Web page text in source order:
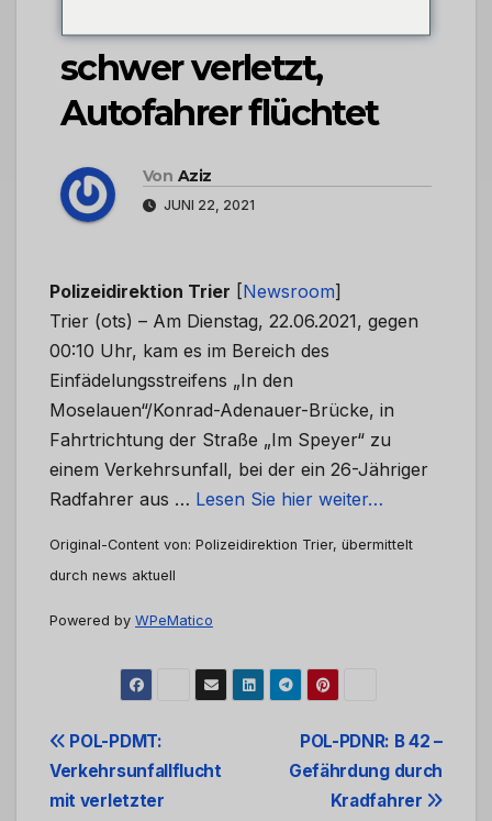
POL-PDTR: Radfahrer
schwer verletzt,
Autofahrer flüchtet
Von Aziz
JUNI 22, 2021
Polizeidirektion Trier [Newsroom]
Trier (ots) – Am Dienstag, 22.06.2021, gegen
00:10 Uhr, kam es im Bereich des
Einfädelungsstreifens „In den
Moselauen“/Konrad-Adenauer-Brücke, in
Fahrtrichtung der Straße „Im Speyer“ zu
einem Verkehrsunfall, bei der ein 26-Jähriger
Radfahrer aus … Lesen Sie hier weiter…
Original-Content von: Polizeidirektion Trier, übermittelt
durch news aktuell
Powered by WPeMatico
Beitrags-
Navigation
POL-PDNR: B 42 –
Gefährdung durch
Kradfahrer
POL-PDMT:
Verkehrsunfallflucht
mit verletzter